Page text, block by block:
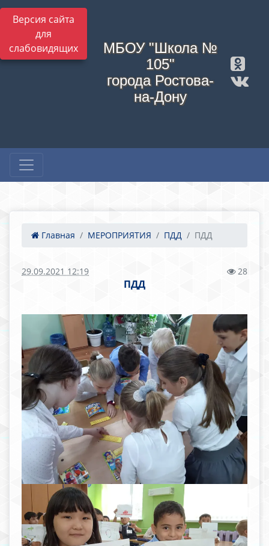
Версия сайта
для
слабовидящих
МБОУ "Школа №
105"
города Ростова-
на-Дону
Главная МЕРОПРИЯТИЯ ПДД ПДД
29.09.2021 12:19 28
ПДД